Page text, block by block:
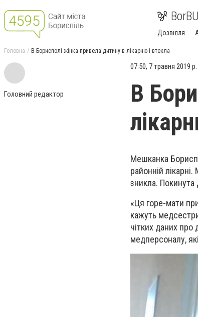
Дозвілля
Головна В Борисполі жінка привела дитину в лікарню і втекла
Головний редактор
07:50, 7 травня 2019 р.
В
Мешканка
районній
зникла. Покинута
«Ця горе-мати
кажуть
чітких даних про
медперсоналу,